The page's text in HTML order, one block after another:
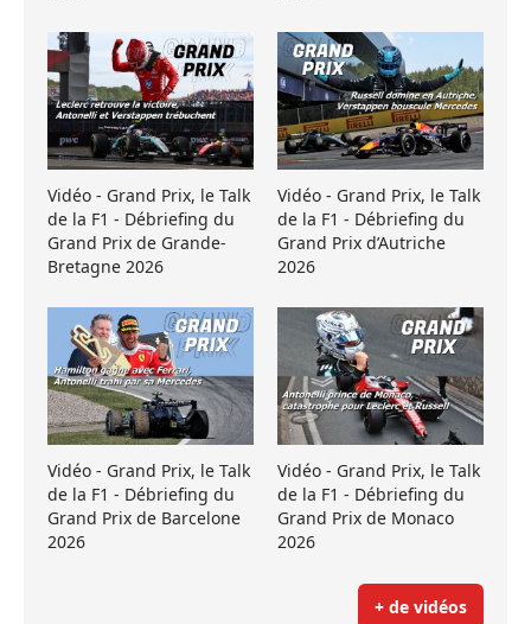
Vidéo - Grand Prix, le Talk
de la F1 - Débriefing du
Grand Prix de Grande-
Bretagne 2026
Vidéo - Grand Prix, le Talk
de la F1 - Débriefing du
Grand Prix d’Autriche
2026
Vidéo - Grand Prix, le Talk
de la F1 - Débriefing du
Grand Prix de Barcelone
2026
Vidéo - Grand Prix, le Talk
de la F1 - Débriefing du
Grand Prix de Monaco
2026
+ de vidéos